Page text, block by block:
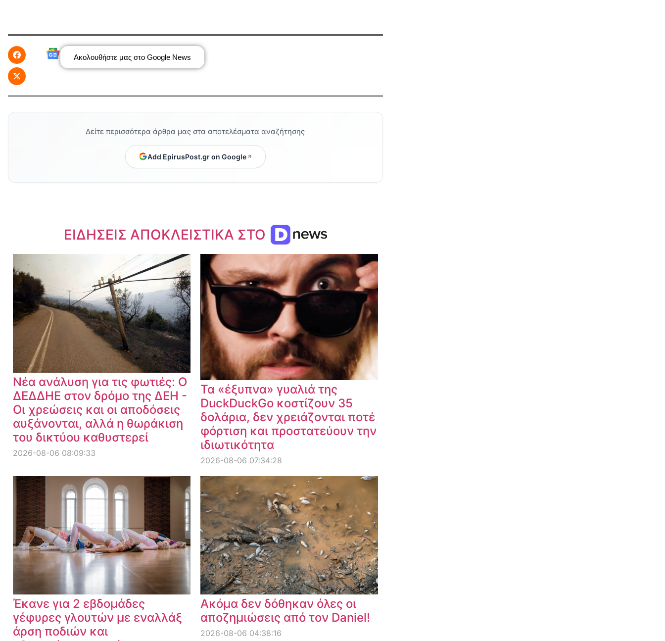
Ακολουθήστε μας στο Google News
Δείτε περισσότερα άρθρα μας στα αποτελέσματα αναζήτησης
Add EpirusPost.gr on Google
ΕΙΔΗΣΕΙΣ ΑΠΟΚΛΕΙΣΤΙΚΑ ΣΤΟ
Dnews.gr
Νέα ανάλυση για τις φωτιές: Ο
ΔΕΔΔΗΕ στον δρόμο της ΔΕΗ -
Οι χρεώσεις και οι αποδόσεις
αυξάνονται, αλλά η θωράκιση
του δικτύου καθυστερεί
2026-08-06 08:09:33
Τα «έξυπνα» γυαλιά της
DuckDuckGo κοστίζουν 35
δολάρια, δεν χρειάζονται ποτέ
φόρτιση και προστατεύουν την
ιδιωτικότητα
2026-08-06 07:34:28
Έκανε για 2 εβδομάδες
γέφυρες γλουτών με εναλλάξ
άρση ποδιών και
Ακόμα δεν δόθηκαν όλες οι
αποζημιώσεις από τον Daniel!
2026-08-06 04:38:16